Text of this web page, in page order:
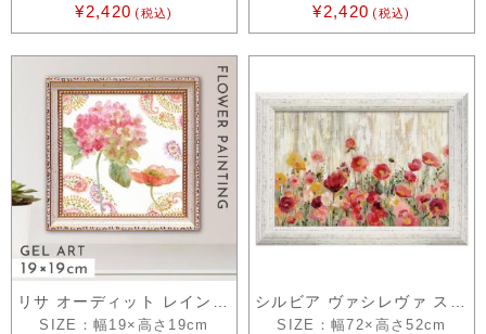
¥2,420 (税込) ¥2,420 (税込)
SIZE：幅19×高さ19cm SIZE：幅72×高さ52cm